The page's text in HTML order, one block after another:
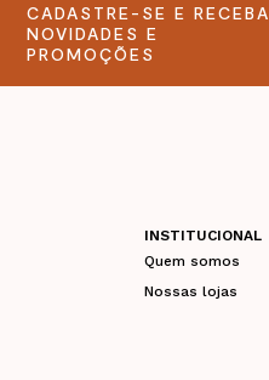
CADASTRE-SE E RECEBA
NOVIDADES E
PROMOÇÕES
INSTITUCIONAL
Quem somos
Nossas lojas